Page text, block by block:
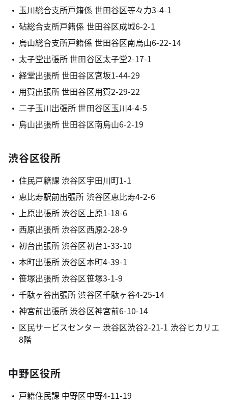
玉川総合支所戸籍係 世田谷区等々力3-4-1
砧総合支所戸籍係 世田谷区成城6-2-1
烏山総合支所戸籍係 世田谷区南烏山6-22-14
太子堂出張所 世田谷区太子堂2-17-1
経堂出張所 世田谷区宮坂1-44-29
用賀出張所 世田谷区用賀2-29-22
二子玉川出張所 世田谷区玉川4-4-5
烏山出張所 世田谷区南烏山6-2-19
渋谷区役所
住民戸籍課 渋谷区宇田川町1-1
恵比寿駅前出張所 渋谷区恵比寿4-2-6
上原出張所 渋谷区上原1-18-6
西原出張所 渋谷区西原2-28-9
初台出張所 渋谷区初台1-33-10
本町出張所 渋谷区本町4-39-1
笹塚出張所 渋谷区笹塚3-1-9
千駄ヶ谷出張所 渋谷区千駄ヶ谷4-25-14
神宮前出張所 渋谷区神宮前6-10-14
区民サービスセンター 渋谷区渋谷2-21-1 渋谷ヒカリエ
8階
中野区役所
戸籍住民課 中野区中野4-11-19